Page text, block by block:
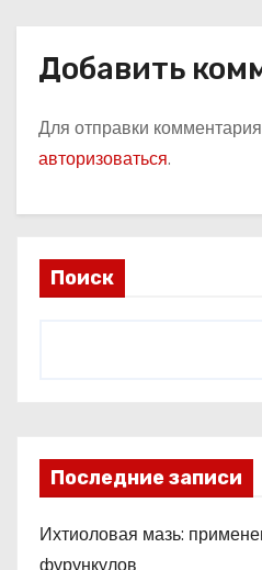
Добавить
Для отправки
авторизоваться.
Поиск
Последние записи
Ихтиоловая мазь: